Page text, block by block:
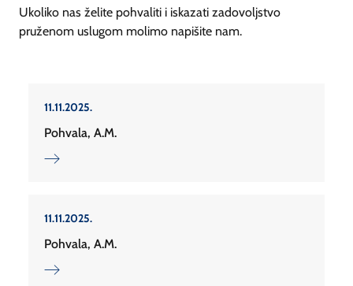
Ukoliko nas želite pohvaliti i iskazati zadovoljstvo
pruženom uslugom molimo napišite nam.
11.11.2025.
Pohvala, A.M.
11.11.2025.
Pohvala, A.M.